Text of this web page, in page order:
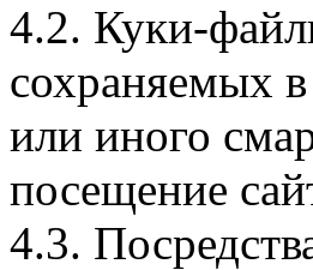
4.2. Куки-
сохраняемых
или иного
посещение
4.3.